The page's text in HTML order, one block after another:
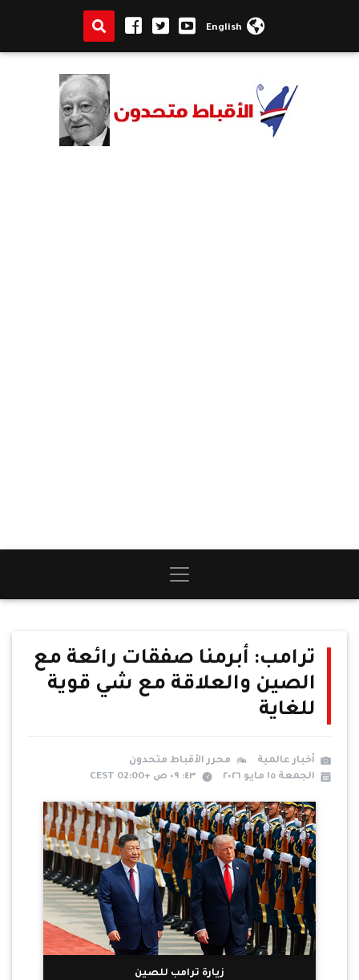
English
ترامب: أبرمنا صفقات رائعة مع
الصين والعلاقة مع شي قوية
للغاية
أخبار عالمية
محرر الأقباط متحدون
الجمعة ١٥ مايو ٢٠٢٦
٤٣: ٠٩ ص +02:00 CEST
زيارة ترامب للصين